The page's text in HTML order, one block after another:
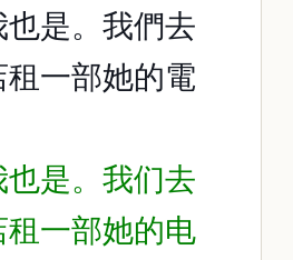
也是。我們去
一部她的電
也是。我们去
租一部她的电